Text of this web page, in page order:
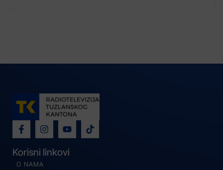
Korisni linkovi
O NAMA